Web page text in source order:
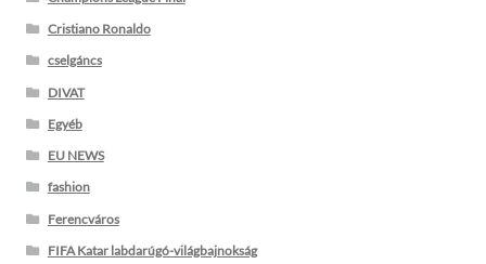
Cristiano Ronaldo
cselgáncs
DIVAT
Egyéb
EU NEWS
fashion
Ferencváros
FIFA Katar labdarúgó-világbajnokság